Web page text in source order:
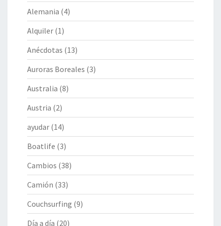
Alemania (4)
Alquiler (1)
Anécdotas (13)
Auroras Boreales (3)
Australia (8)
Austria (2)
ayudar (14)
Boatlife (3)
Cambios (38)
Camión (33)
Couchsurfing (9)
Día a día (20)